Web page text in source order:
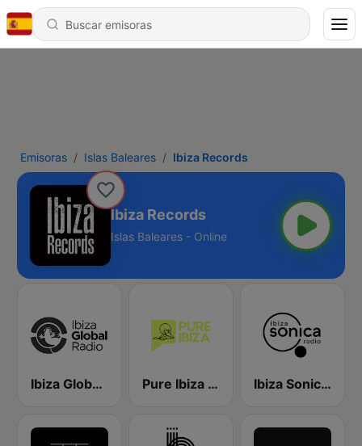
Emisoras Islas Baleares Ibiza Records
Ibiza Records
Islas Baleares - Online
Ibiza Global Radio Pure Ibiza Radio Ibiza Sonica Radio